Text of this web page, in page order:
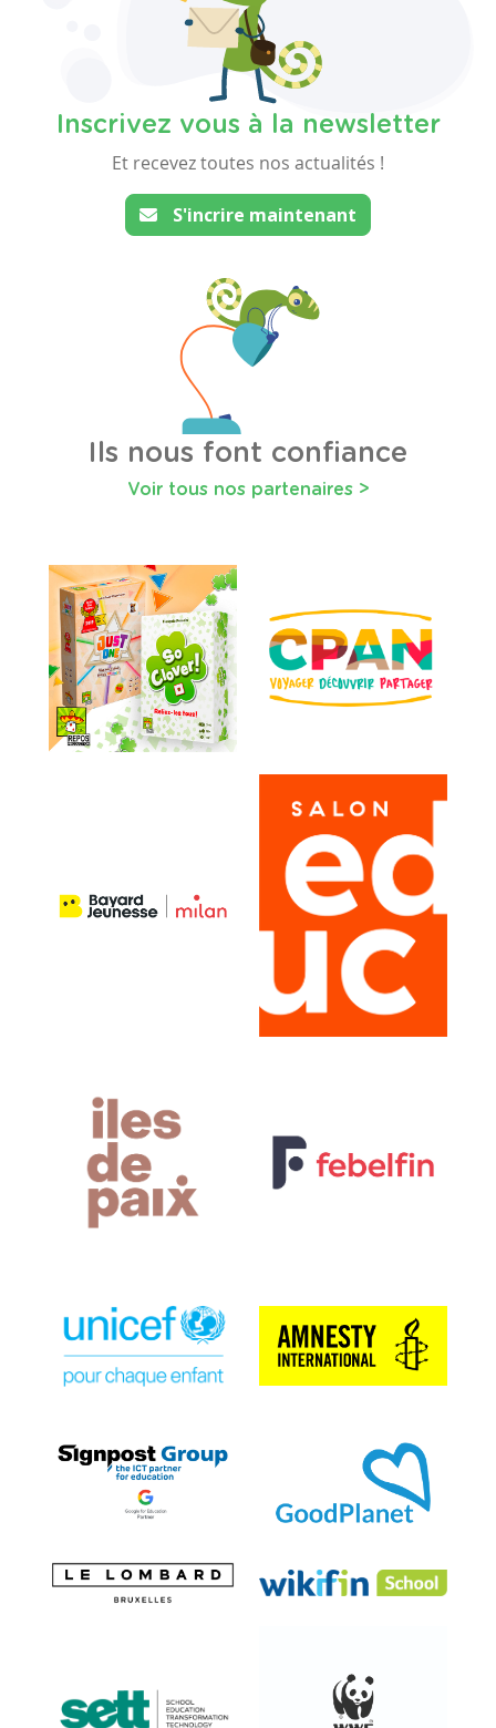
Inscrivez vous à la newsletter
Et recevez toutes nos actualités !
S'incrire maintenant
Ils nous font confiance
Voir tous nos partenaires >